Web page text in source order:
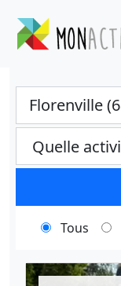
Ville
Tous